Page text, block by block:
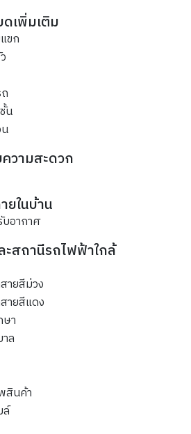
ดเพิ่มเติม
ขก
น
วามสะดวก
ในบ้าน
บอากาศ
สถานีรถไฟฟ้าใกล้
ายสีม่วง
ายสีแดง
า
ล
สินค้า
ล์